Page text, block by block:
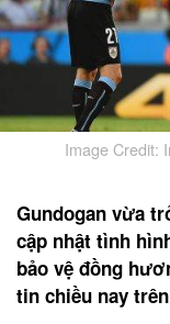
Image Credit:
Gundogan vừa
cập nhật tình
bảo vệ đồng
tin chiều nay